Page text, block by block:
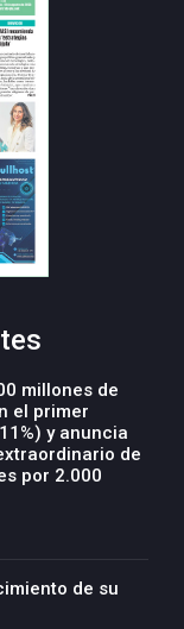
millones de
el primer
y anuncia
de
por 2.000
de su